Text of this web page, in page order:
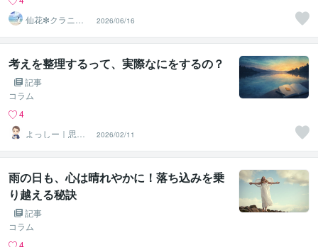
仙花✻クラニオ
療法遠隔ヒーリ
ング
2026/06/16
考えを整理するって、実際なにをするの？
記事
コラム
4
よっしー｜思考
のサブスク
2026/02/11
雨の日も、心は晴れやかに！落ち込みを乗
り越える秘訣
記事
コラム
4